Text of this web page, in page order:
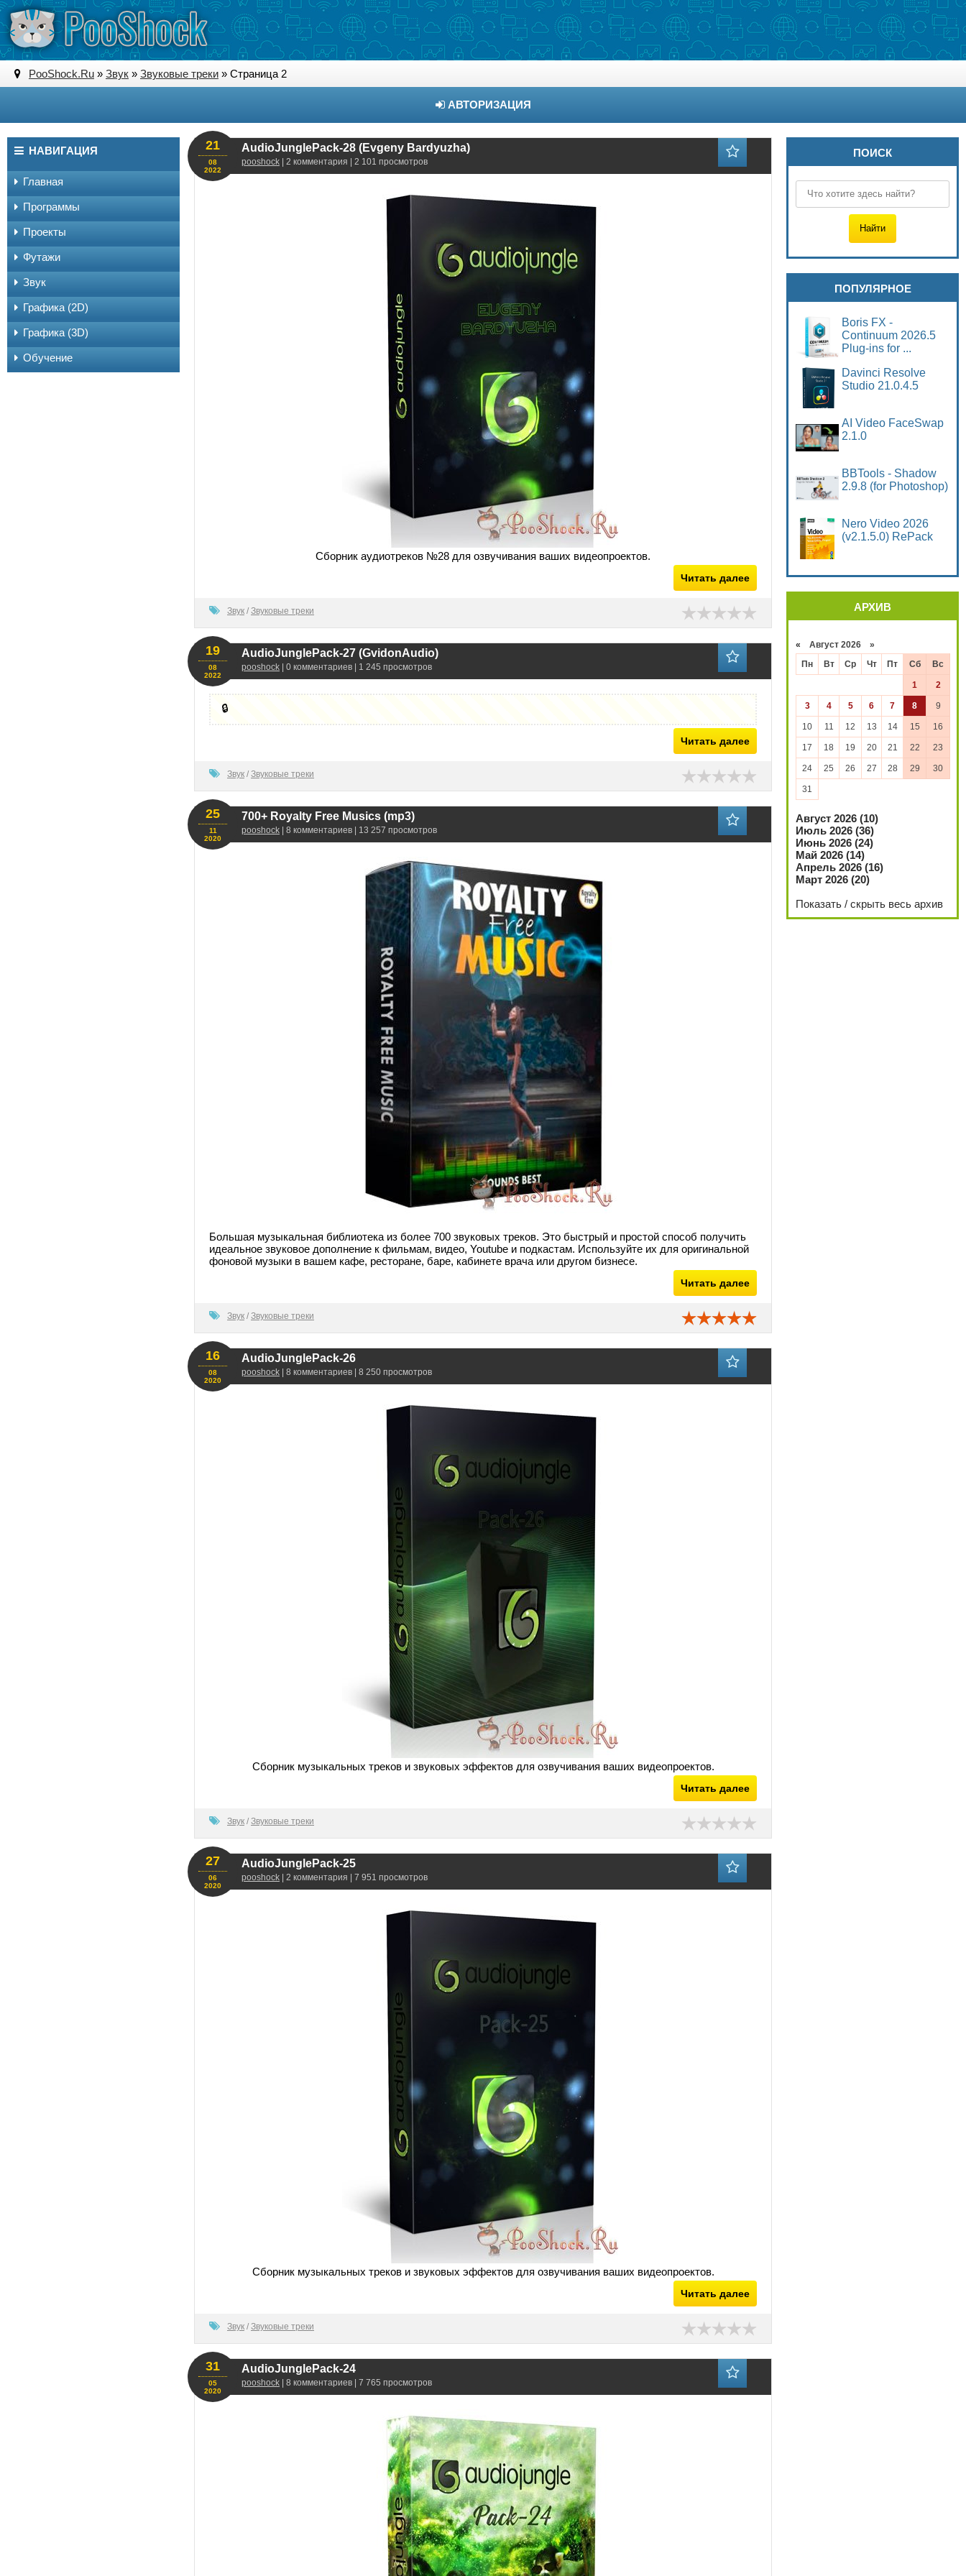
PooShock.Ru » Звук » Звуковые треки » Страница 2
АВТОРИЗАЦИЯ
AudioJunglePack-28 (Evgеny Bаrdуuzhа)
pooshock | 2 комментария | 2 101 просмотров
21
08
2022
Сборник аудиотреков №28 для озвучивания ваших видеопроектов.
Читать далее
Звук / Звуковые треки
AudioJunglePack-27 (GvidоnАudio)
pooshock | 0 комментариев | 1 245 просмотров
19
08
2022
🔒
Читать далее
Звук / Звуковые треки
700+ Royalty Free Musics (mp3)
pooshock | 8 комментариев | 13 257 просмотров
25
11
2020
Большая музыкальная библиотека из более 700 звуковых треков. Это быстрый и простой способ получить
идеальное звуковое дополнение к фильмам, видео, Youtube и подкастам. Используйте их для оригинальной
фоновой музыки в вашем кафе, ресторане, баре, кабинете врача или другом бизнесе.
Читать далее
Звук / Звуковые треки
AudioJunglePack-26
pooshock | 8 комментариев | 8 250 просмотров
16
08
2020
Сборник музыкальных треков и звуковых эффектов для озвучивания ваших видеопроектов.
Читать далее
Звук / Звуковые треки
AudioJunglePack-25
pooshock | 2 комментария | 7 951 просмотров
27
06
2020
Сборник музыкальных треков и звуковых эффектов для озвучивания ваших видеопроектов.
Читать далее
Звук / Звуковые треки
AudioJunglePack-24
pooshock | 8 комментариев | 7 765 просмотров
31
05
2020
НАВИГАЦИЯ
Главная
Программы
Проекты
Футажи
Звук
Графика (2D)
Графика (3D)
Обучение
ПОИСК
ПОПУЛЯРНОЕ
Boris FX -
Continuum 2026.5
Plug-ins for ...
Davinci Resolve
Studio 21.0.4.5
AI Video FaceSwap
2.1.0
BBTools - Shadow
2.9.8 (for Photoshop)
Nero Video 2026
(v2.1.5.0) RePack
АРХИВ
« Август 2026 »
Пн
Вт Ср Чт Пт Сб Вс
1 2
3 4 5 6 7 8 9
10 11 12 13 14 15 16
17 18 19 20 21 22 23
24 25 26 27 28 29 30
31
Август 2026 (10)
Июль 2026 (36)
Июнь 2026 (24)
Май 2026 (14)
Апрель 2026 (16)
Март 2026 (20)
Показать / скрыть весь архив